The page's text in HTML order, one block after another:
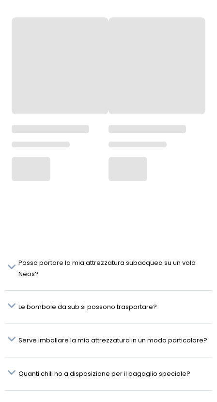
Posso portare la mia attrezzatura subacquea su un volo
Neos?
Le bombole da sub si possono trasportare?
Serve imballare la mia attrezzatura in un modo particolare?
Quanti chili ho a disposizione per il bagaglio speciale?